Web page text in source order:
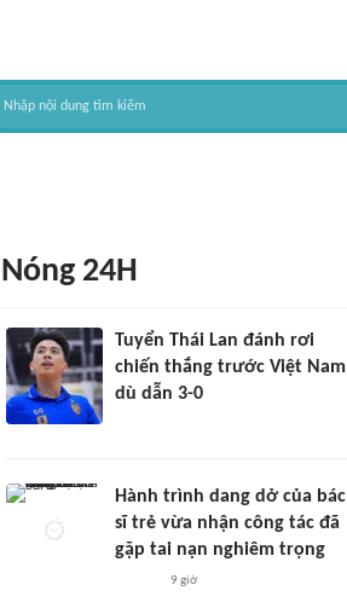
Nóng 24H
Tuyển Thái Lan đánh rơi
chiến thắng trước Việt Nam
dù dẫn 3-0
Hành trình dang dở của bác
sĩ trẻ vừa nhận công tác đã
gặp tai nạn nghiêm trọng
9 giờ